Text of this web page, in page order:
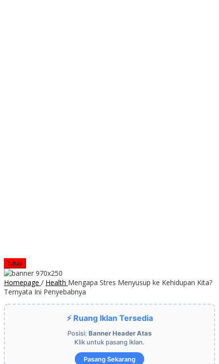
tutup
Homepage / Health Mengapa Stres Menyusup ke Kehidupan Kita?
Ternyata Ini Penyebabnya
⚡ Ruang Iklan Tersedia
Posisi: Banner Header Atas
Klik untuk pasang iklan.
Pasang Sekarang